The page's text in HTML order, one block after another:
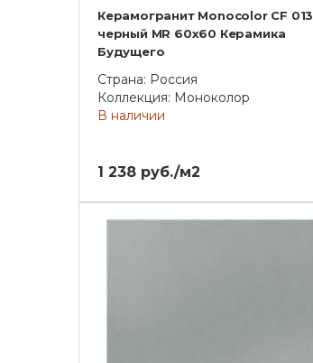
Керамогранит Monocolor CF 013
черный MR 60x60 Керамика
Будущего
Страна: Россия
Коллекция: Моноколор
В наличии
1 238 руб./м2